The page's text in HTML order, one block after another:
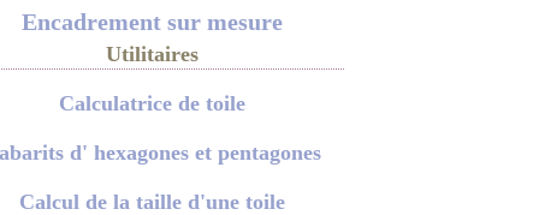
Encadrement sur mesure
Utilitaires
Calculatrice de toile
d' hexagones et pentagones
Calcul de la taille d'une toile